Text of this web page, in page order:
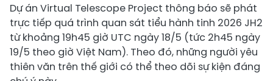
Dự án Virtual Telescope Project thông báo sẽ phát
trực tiếp quá trình quan sát tiểu hành tinh 2026 JH2
từ khoảng 19h45 giờ UTC ngày 18/5 (tức 2h45 ngày
19/5 theo giờ Việt Nam). Theo đó, những người yêu
thiên văn trên thế giới có thể theo dõi sự kiện đáng